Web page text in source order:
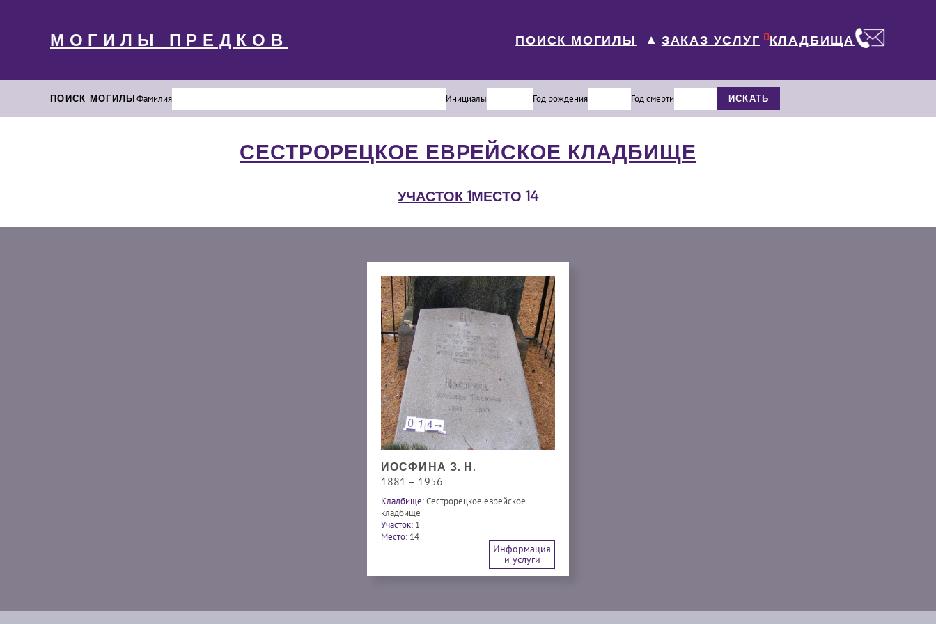
МОГИЛЫ ПРЕДКОВ ПОИСК МОГИЛЫ ▼ ЗАКАЗ УСЛУГ 0КЛАДБИЩА
ПОИСК МОГИЛЫФамилия Инициалы Год рождения Год смерти ИСКАТЬ
СЕСТРОРЕЦКОЕ ЕВРЕЙСКОЕ КЛАДБИЩЕ
УЧАСТОК 1МЕСТО 14
ИОСФИНА З. Н.
1881 – 1956
Кладбище:Сестрорецкое еврейское
кладбище
Участок: 1
Место: 14
Информация
и услуги